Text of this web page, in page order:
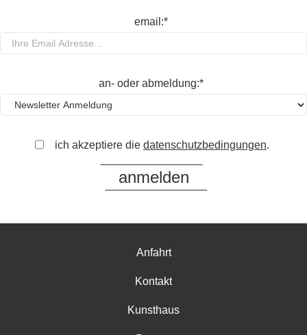
email:*
an- oder abmeldung:*
ich akzeptiere die datenschutzbedingungen.
Anfahrt
Kontakt
Kunsthaus